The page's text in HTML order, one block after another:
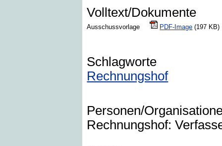
Volltext/Dokumente
Ausschussvorlage PDF-Image (197
Schlagworte
Rechnungshof
Personen/
Rechnungshof: